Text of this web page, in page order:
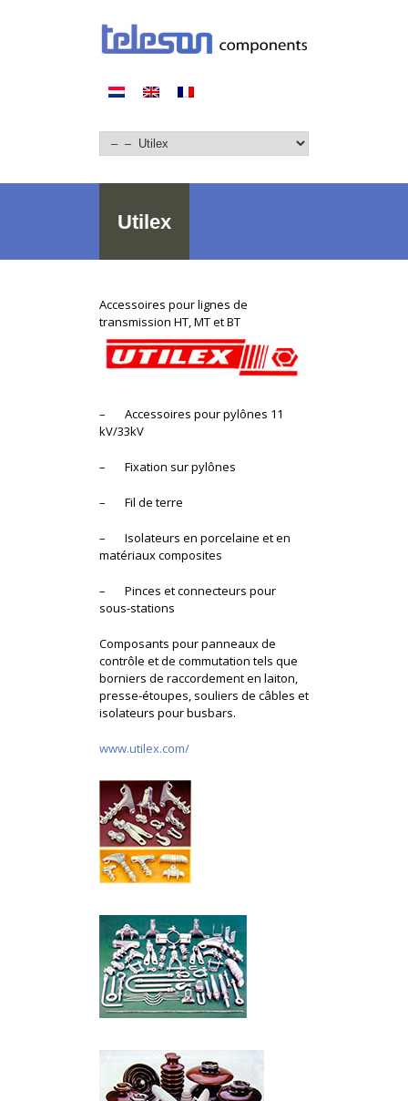
Utilex
Accessoires pour lignes de
transmission HT, MT et BT
– Accessoires pour pylônes 11
kV/33kV
– Fixation sur pylônes
– Fil de terre
– Isolateurs en porcelaine et en
matériaux composites
– Pinces et connecteurs pour
sous-stations
Composants pour panneaux de
contrôle et de commutation tels que
borniers de raccordement en laiton,
presse-étoupes, souliers de câbles et
isolateurs pour busbars.
www.utilex.com/